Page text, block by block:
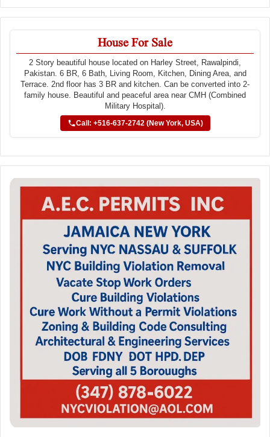
House For Sale
2 Story beautiful house located on Harley Street, Rawalpindi,
Pakistan. 6 BR, 6 Bath, Living Room, Kitchen, Dining Area, and
Terrace. 2nd floor has 3 BR and kitchen. Can be converted into 2-
family house. Beautiful and peaceful area near CMH (Combined
Military Hospital).
Call: +516-637-2742 (New York, USA)